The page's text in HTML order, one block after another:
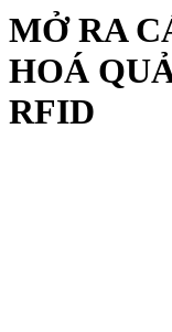
MỞ RA
HOÁ
RFID